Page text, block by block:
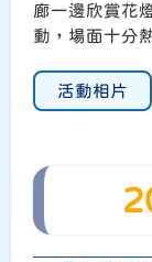
廊一邊欣賞花
動，場面十分
活動相片